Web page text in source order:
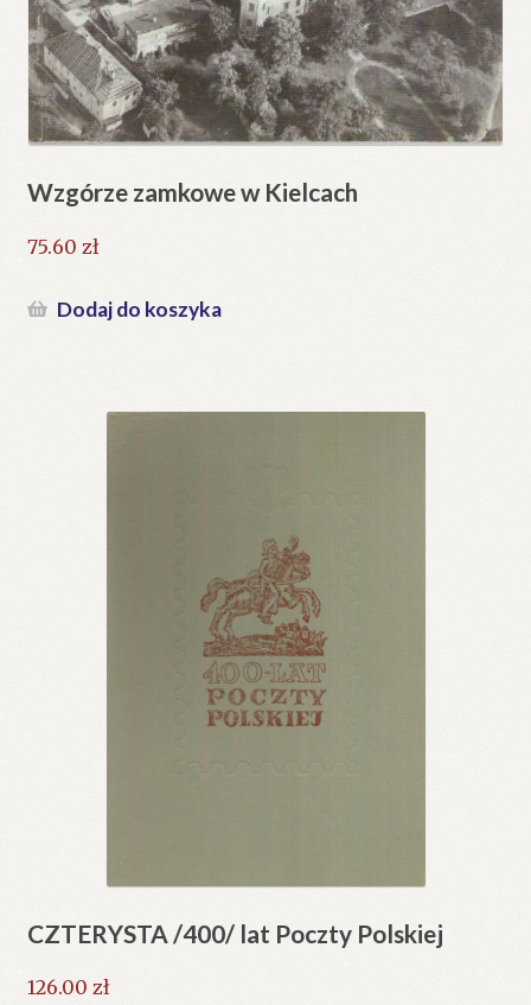
Wzgórze zamkowe w Kielcach
75.60 zł
Dodaj do koszyka
CZTERYSTA /400/ lat Poczty Polskiej
126.00 zł